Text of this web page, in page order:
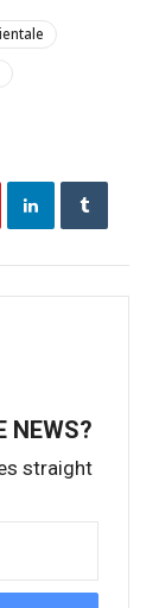
NEWS?
straight